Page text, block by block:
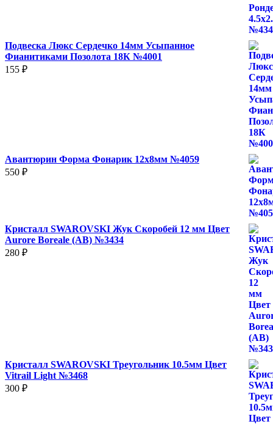
Подвеска Люкс Сердечко 14мм Усыпанное
Фианитиками Позолота 18К №4001
155 ₽
Авантюрин Форма Фонарик 12x8мм №4059
550 ₽
Кристалл SWAROVSKI Жук Скоробей 12 мм Цвет
Aurore Boreale (AB) №3434
280 ₽
Кристалл SWAROVSKI Треугольник 10.5мм Цвет
Vitrail Light №3468
300 ₽